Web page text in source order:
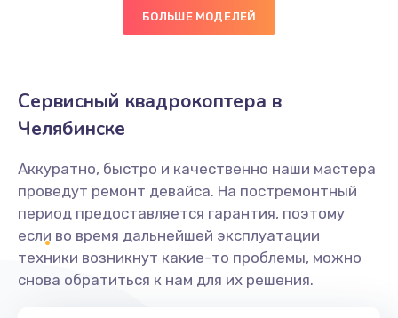
БОЛЬШЕ МОДЕЛЕЙ
Сервисный квадрокоптера в
Челябинске
Аккуратно, быстро и качественно наши мастера
проведут ремонт девайса. На постремонтный
период предоставляется гарантия, поэтому
если во время дальнейшей эксплуатации
техники возникнут какие-то проблемы, можно
снова обратиться к нам для их решения.